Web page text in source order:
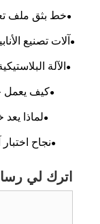
الآلة
كيف يعمل
لماذا يعد
نجاح
اترك لي